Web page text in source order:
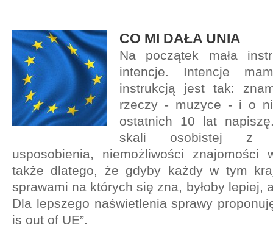
CO MI DAŁA UNIA
Na początek mała
intencje. Intencje
instrukcją jest tak:
rzeczy - muzyce - i o
ostatnich 10 lat
skali osobistej z
usposobienia, niemożliwości znajomości
także dlatego, że gdyby każdy w tym
sprawami na których się zna, byłoby lepiej,
Dla lepszego naświetlenia sprawy
is out of UE”.